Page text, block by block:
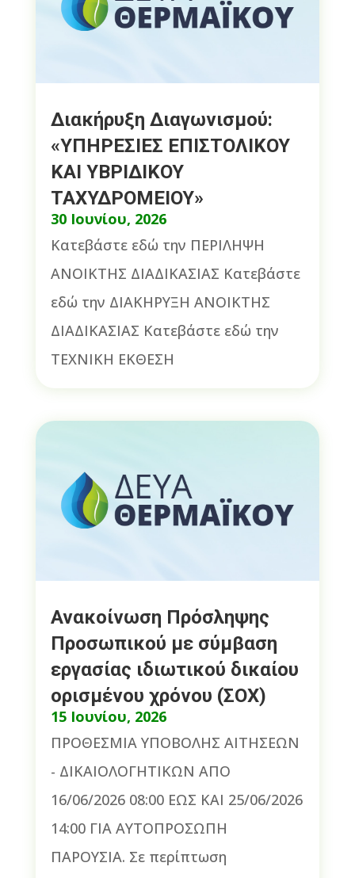
Διακήρυξη Διαγωνισμού:
«ΥΠΗΡΕΣΙΕΣ ΕΠΙΣΤΟΛΙΚΟΥ
ΚΑΙ ΥΒΡΙΔΙΚΟΥ
ΤΑΧΥΔΡΟΜΕΙΟΥ»
30 Ιουνίου, 2026
Κατεβάστε εδώ την ΠΕΡΙΛΗΨΗ
ΑΝΟΙΚΤΗΣ ΔΙΑΔΙΚΑΣΙΑΣ Κατεβάστε
εδώ την ΔΙΑΚΗΡΥΞΗ ΑΝΟΙΚΤΗΣ
ΔΙΑΔΙΚΑΣΙΑΣ Κατεβάστε εδώ την
ΤΕΧΝΙΚΗ ΕΚΘΕΣΗ
Ανακοίνωση Πρόσληψης
Προσωπικού με σύμβαση
εργασίας ιδιωτικού δικαίου
ορισμένου χρόνου (ΣΟΧ)
15 Ιουνίου, 2026
ΠΡΟΘΕΣΜΙΑ ΥΠΟΒΟΛΗΣ ΑΙΤΗΣΕΩΝ
- ΔΙΚΑΙΟΛΟΓΗΤΙΚΩΝ ΑΠΟ
16/06/2026 08:00 ΕΩΣ ΚΑΙ 25/06/2026
14:00 ΓΙΑ ΑΥΤΟΠΡΟΣΩΠΗ
ΠΑΡΟΥΣΙΑ. Σε περίπτωση